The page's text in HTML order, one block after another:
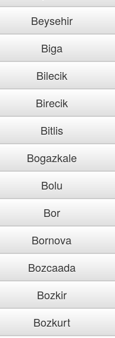
Beysehir
Biga
Bilecik
Birecik
Bitlis
Bogazkale
Bolu
Bor
Bornova
Bozcaada
Bozkir
Bozkurt